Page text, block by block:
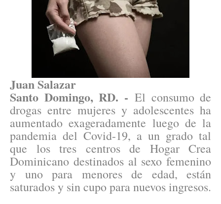
Juan Salazar
Santo Domingo, RD. - El consumo de
drogas entre mujeres y adolescentes ha
aumentado exageradamente luego de la
pandemia del Covid-19, a un grado tal
que los tres centros de Hogar Crea
Dominicano destinados al sexo femenino
y uno para menores de edad, están
saturados y sin cupo para nuevos ingresos.